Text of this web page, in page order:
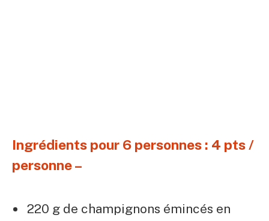
Ingrédients pour 6 personnes : 4 pts /
personne –
220 g de champignons émincés en